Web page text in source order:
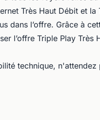
Très Haut Débit et la
dans l’offre. Grâce à
l’offre Triple Play Très
technique,